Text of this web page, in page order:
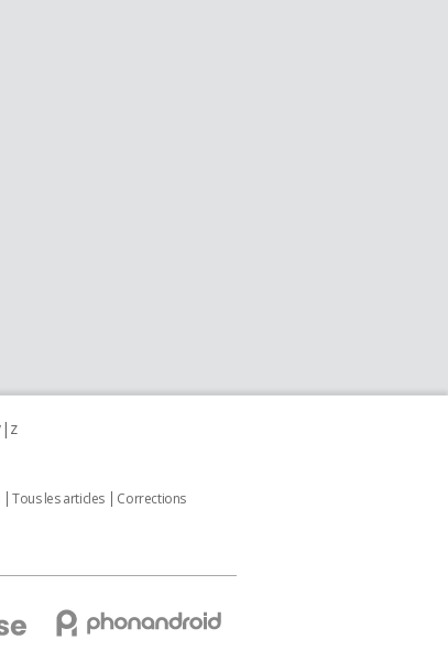
z
Tous les articles
Corrections